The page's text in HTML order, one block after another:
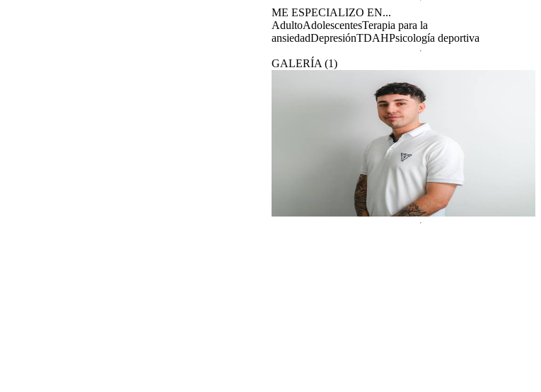
ME ESPECIALIZO EN...
AdultoAdolescentesTerapia para la
ansiedadDepresiónTDAHPsicología deportiva
GALERÍA (1)